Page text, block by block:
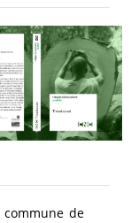
de